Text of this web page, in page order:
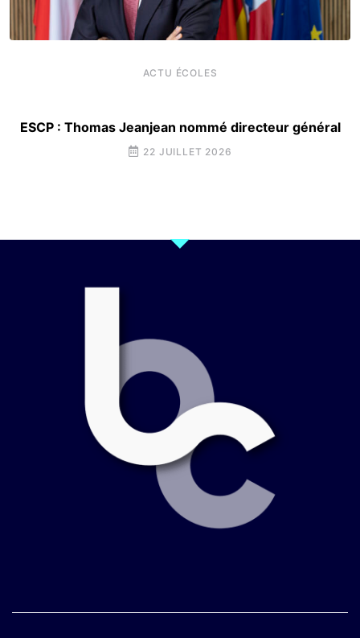
ACTU ÉCOLES
ESCP : Thomas Jeanjean nommé directeur général
22 JUILLET 2026